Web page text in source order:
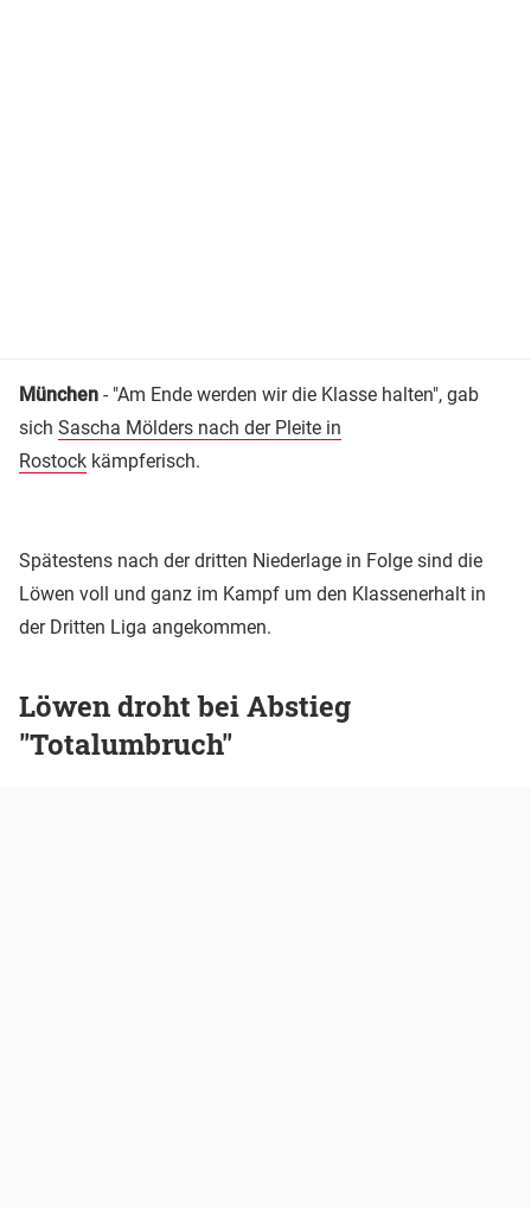
München - "Am Ende werden wir die Klasse halten", gab
sich Sascha Mölders nach der Pleite in
Rostock kämpferisch.
Spätestens nach der dritten Niederlage in Folge sind die
Löwen voll und ganz im Kampf um den Klassenerhalt in
der Dritten Liga angekommen.
Löwen droht bei Abstieg
"Totalumbruch"